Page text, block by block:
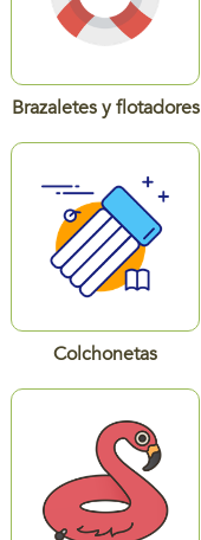
Brazaletes y flotadores
Colchonetas